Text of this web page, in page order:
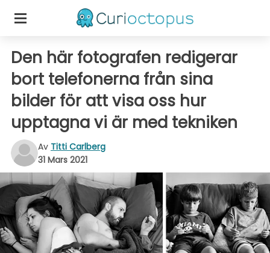
Den här fotografen redigerar
bort telefonerna från sina
bilder för att visa oss hur
upptagna vi är med tekniken
Av Titti Carlberg
31 Mars 2021